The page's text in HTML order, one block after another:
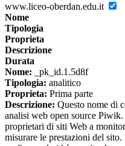
www.liceo-oberdan.edu.it
Nome
Tipologia
Proprieta
Descrizione
Durata
Nome: _pk_id.1.5d8f
Tipologia: analitico
Proprieta: Prima parte
Descrizione: Questo nome di
analisi web open source
proprietari di siti Web a
misurare le prestazioni del